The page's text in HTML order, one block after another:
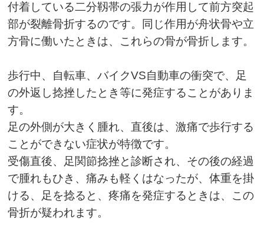
付着している二分靱帯の張力が作用して前方突起
部が裂離骨折するのです。同じ作用が舟状骨や立
方骨に働いたときは、これらの骨が骨折します。
歩行中、自転車、バイクVS自動車の衝突で、足
の外返し捻挫したとき等に発症することがありま
す。
足の外側が大きく腫れ、直後は、激痛で歩行する
ことができない症状が特徴です。
受傷直後、足関節捻挫と診断され、その後の経過
で腫れもひき、痛みも軽くはなったが、体重を掛
ける、足を捻ると、疼痛を発症するときは、この
骨折が疑われます。